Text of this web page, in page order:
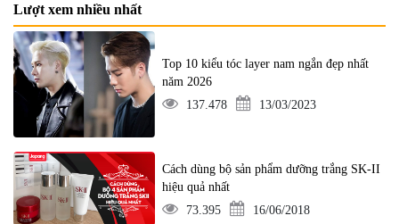
Lượt xem nhiều nhất
Top 10 kiểu tóc layer nam ngắn đẹp nhất
năm 2026
137.478
13/03/2023
Cách dùng bộ sản phẩm dưỡng trắng SK-II
hiệu quả nhất
73.395
16/06/2018